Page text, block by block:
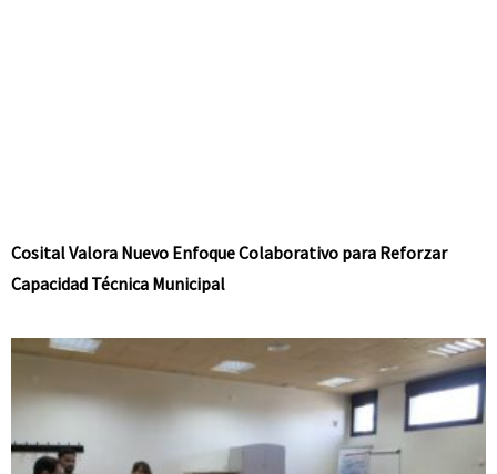
Cosital Valora Nuevo Enfoque Colaborativo para Reforzar
Capacidad Técnica Municipal